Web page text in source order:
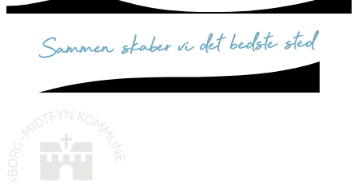
sammen skaber vi det bedste sted